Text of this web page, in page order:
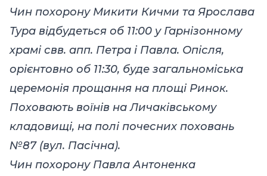
Чин похорону Микити Кичми та Ярослава
Тура відбудеться об 11:00 у Гарнізонному
храмі свв. апп. Петра і Павла. Опісля,
орієнтовно об 11:30, буде загальноміська
церемонія прощання на площі Ринок.
Поховають воїнів на Личаківському
кладовищі, на полі почесних поховань
№87 (вул. Пасічна).
Чин похорону Павла Антоненка